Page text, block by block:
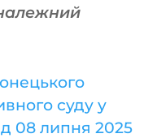
суду у
08 липня 2025